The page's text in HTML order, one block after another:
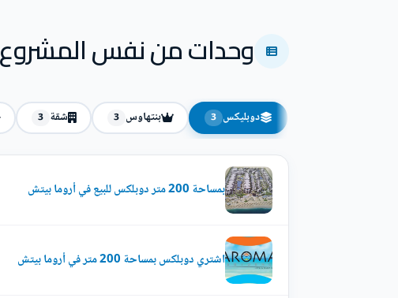
وحدات من نفس المشروع
دوبليكس 3 بنتهاوس 3 شقة 3
بمساحة 200 متر دوبلكس للبيع في أروما بيتش
اشتري دوبلكس بمساحة 200 متر في أروما بيتش